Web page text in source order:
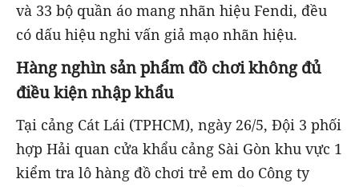
và 33 bộ quần áo mang nhãn hiệu Fendi, đều
có dấu hiệu nghi vấn giả mạo nhãn hiệu.
Hàng nghìn sản phẩm đồ chơi không đủ
điều kiện nhập khẩu
Tại cảng Cát Lái (TPHCM), ngày 26/5, Đội 3 phối
hợp Hải quan cửa khẩu cảng Sài Gòn khu vực 1
kiểm tra lô hàng đồ chơi trẻ em do Công ty